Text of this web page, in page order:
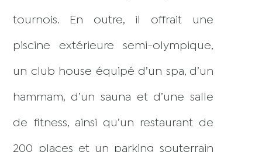
tournois. En outre, il offrait une
piscine extérieure semi-olympique,
un club house équipé d’un spa, d’un
hammam, d’un sauna et d’une salle
de fitness, ainsi qu’un restaurant de
200 places et un parking souterrain